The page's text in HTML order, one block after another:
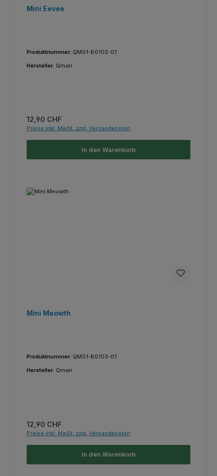
Mini Eevee
Produktnummer: QM01-B0102-01
Hersteller: Qman
Regulärer Preis:
12,90 CHF
Preise inkl. MwSt. zzgl. Versandkosten
In den Warenkorb
Mini Meowth
Produktnummer: QM01-B0103-01
Hersteller: Qman
Regulärer Preis:
12,90 CHF
Preise inkl. MwSt. zzgl. Versandkosten
In den Warenkorb